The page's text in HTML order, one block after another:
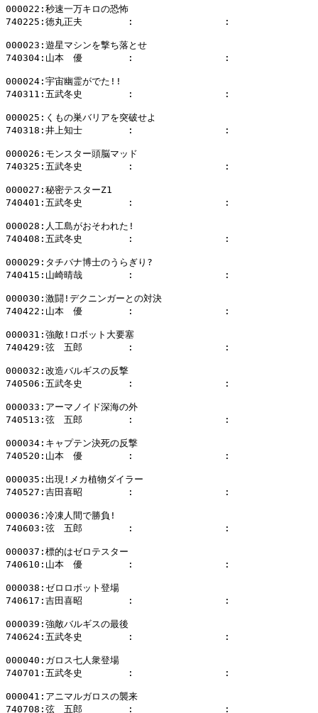
000022:秒速一万キロの恐怖
740225:徳丸正夫        :                :                :
000023:遊星マシンを撃ち落とせ
740304:山本　優        :                :                :
000024:宇宙幽霊がでた!!
740311:五武冬史        :                :                :
000025:くもの巣バリアを突破せよ
740318:井上知士        :                :                :
000026:モンスター頭脳マッド
740325:五武冬史        :                :                :
000027:秘密テスターZ1
740401:五武冬史        :                :                :
000028:人工島がおそわれた!
740408:五武冬史        :                :                :
000029:タチバナ博士のうらぎり?
740415:山崎晴哉        :                :                :
000030:激闘!デクニンガーとの対決
740422:山本　優        :                :                :
000031:強敵!ロボット大要塞
740429:弦　五郎        :                :                :
000032:改造バルギスの反撃
740506:五武冬史        :                :                :
000033:アーマノイド深海の外
740513:弦　五郎        :                :                :
000034:キャプテン決死の反撃
740520:山本　優        :                :                :
000035:出現!メカ植物ダイラー
740527:吉田喜昭        :                :                :
000036:冷凍人間で勝負!
740603:弦　五郎        :                :                :
000037:標的はゼロテスター
740610:山本　優        :                :                :
000038:ゼロロボット登場
740617:吉田喜昭        :                :                :
000039:強敵バルギスの最後
740624:五武冬史        :                :                :
000040:ガロス七人衆登場
740701:五武冬史        :                :                :
000041:アニマルガロスの襲来
740708:弦　五郎        :                :                :